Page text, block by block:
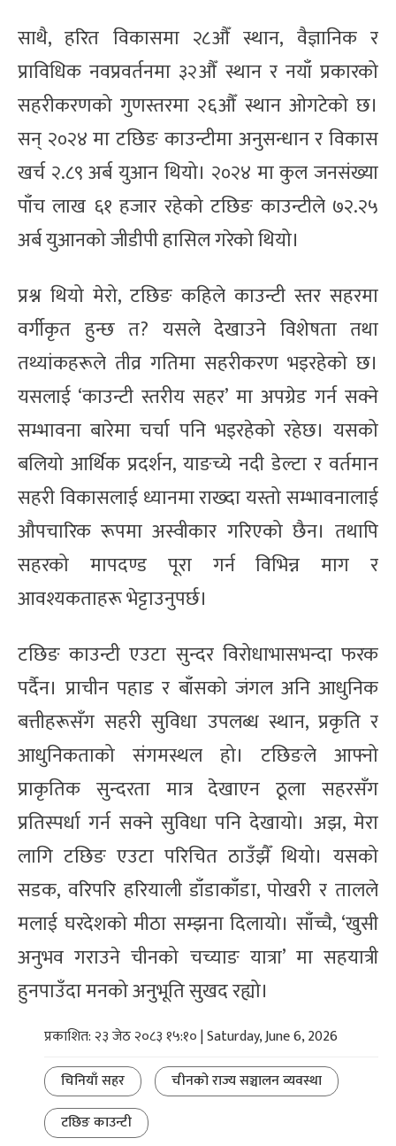
साथै, हरित विकासमा २८औँ स्थान, वैज्ञानिक र
प्राविधिक नवप्रवर्तनमा ३२औँ स्थान र नयाँ प्रकारको
सहरीकरणको गुणस्तरमा २६औँ स्थान ओगटेको छ।
सन् २०२४ मा टछिङ काउन्टीमा अनुसन्धान र विकास
खर्च २.८९ अर्ब युआन थियो। २०२४ मा कुल जनसंख्या
पाँच लाख ६१ हजार रहेको टछिङ काउन्टीले ७२.२५
अर्ब युआनको जीडीपी हासिल गरेको थियो।
प्रश्न थियो मेरो, टछिङ कहिले काउन्टी स्तर सहरमा
वर्गीकृत हुन्छ त? यसले देखाउने विशेषता तथा
तथ्यांकहरूले तीव्र गतिमा सहरीकरण भइरहेको छ।
यसलाई ‘काउन्टी स्तरीय सहर’ मा अपग्रेड गर्न सक्ने
सम्भावना बारेमा चर्चा पनि भइरहेको रहेछ। यसको
बलियो आर्थिक प्रदर्शन, याङच्ये नदी डेल्टा र वर्तमान
सहरी विकासलाई ध्यानमा राख्दा यस्तो सम्भावनालाई
औपचारिक रूपमा अस्वीकार गरिएको छैन। तथापि
सहरको मापदण्ड पूरा गर्न विभिन्न माग र
आवश्यकताहरू भेट्टाउनुपर्छ।
टछिङ काउन्टी एउटा सुन्दर विरोधाभासभन्दा फरक
पर्दैन। प्राचीन पहाड र बाँसको जंगल अनि आधुनिक
बत्तीहरूसँग सहरी सुविधा उपलब्ध स्थान, प्रकृति र
आधुनिकताको संगमस्थल हो। टछिङले आफ्नो
प्राकृतिक सुन्दरता मात्र देखाएन ठूला सहरसँग
प्रतिस्पर्धा गर्न सक्ने सुविधा पनि देखायो। अझ, मेरा
लागि टछिङ एउटा परिचित ठाउँझैँ थियो। यसको
सडक, वरिपरि हरियाली डाँडाकाँडा, पोखरी र तालले
मलाई घरदेशको मीठा सम्झना दिलायो। साँच्चै, ‘खुसी
अनुभव गराउने चीनको चच्याङ यात्रा’ मा सहयात्री
हुनपाउँदा मनको अनुभूति सुखद रह्यो।
प्रकाशित: २३ जेठ २०८३ १५:१० | Saturday, June 6, 2026
चिनियाँ सहर
चीनको राज्य सञ्चालन व्यवस्था
टछिङ काउन्टी